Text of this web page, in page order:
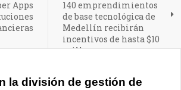
Apps
140 emprendimientos
de base tecnológica de
Medellín recibirán
incentivos de hasta $10
millones
la división de gestión de